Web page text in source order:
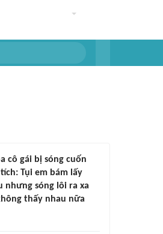
cô gái bị sóng cuốn
Tụi em bám lấy
nhưng sóng lôi ra xa
thấy nhau nữa